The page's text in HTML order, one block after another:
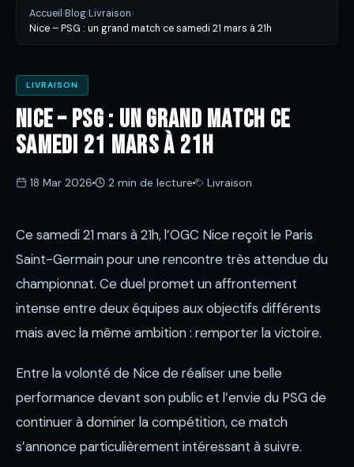
Accueil ›Blog›Livraison›
Nice – PSG : un grand match ce samedi 21 mars à 21h
LIVRAISON
Nice – PSG : un grand match ce
samedi 21 mars à 21h
18 Mar 2026 2 min de lecture Livraison
Ce samedi 21 mars à 21h, l’OGC Nice reçoit le Paris
Saint-Germain pour une rencontre très attendue du
championnat. Ce duel promet un affrontement
intense entre deux équipes aux objectifs différents
mais avec la même ambition : remporter la victoire.
Entre la volonté de Nice de réaliser une belle
performance devant son public et l’envie du PSG de
continuer à dominer la compétition, ce match
s’annonce particulièrement intéressant à suivre.